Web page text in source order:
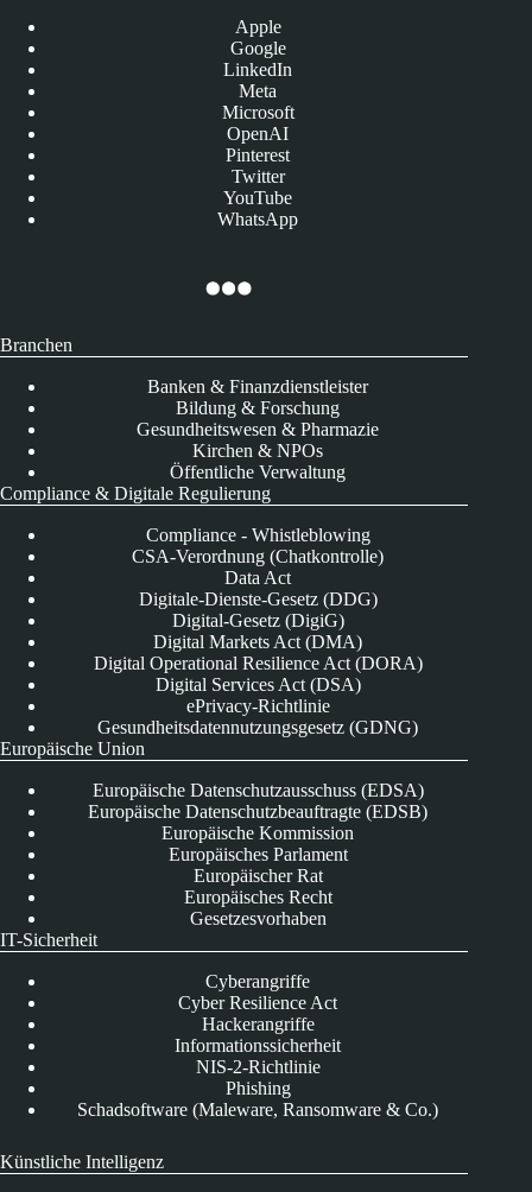
Apple
Google
LinkedIn
Meta
Microsoft
OpenAI
Pinterest
Twitter
YouTube
WhatsApp
Branchen
Banken & Finanzdienstleister
Bildung & Forschung
Gesundheitswesen & Pharmazie
Kirchen & NPOs
Öffentliche Verwaltung
Compliance & Digitale Regulierung
Compliance - Whistleblowing
CSA-Verordnung (Chatkontrolle)
Data Act
Digitale-Dienste-Gesetz (DDG)
Digital-Gesetz (DigiG)
Digital Markets Act (DMA)
Digital Operational Resilience Act (DORA)
Digital Services Act (DSA)
ePrivacy-Richtlinie
Gesundheitsdatennutzungsgesetz (GDNG)
Europäische Union
Europäische Datenschutzausschuss (EDSA)
Europäische Datenschutzbeauftragte (EDSB)
Europäische Kommission
Europäisches Parlament
Europäischer Rat
Europäisches Recht
Gesetzesvorhaben
IT-Sicherheit
Cyberangriffe
Cyber Resilience Act
Hackerangriffe
Informationssicherheit
NIS-2-Richtlinie
Phishing
Schadsoftware (Maleware, Ransomware & Co.)
Künstliche Intelligenz